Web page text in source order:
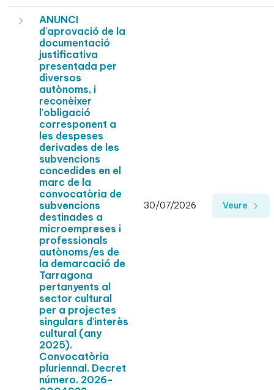
ANUNCI
d'aprovació de la
documentació
justificativa
presentada per
diversos
autònoms, i
reconèixer
l'obligació
corresponent a
les despeses
derivades de les
subvencions
concedides en el
marc de la
convocatòria de
subvencions
destinades a
microempreses i
professionals
autònoms/es de
la demarcació de
Tarragona
pertanyents al
sector cultural
per a projectes
singulars d'interès
cultural (any
2025).
Convocatòria
pluriennal. Decret
número. 2026-
30/07/2026 Veure